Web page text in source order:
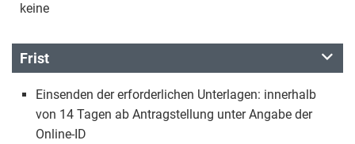
keine
Frist
Einsenden der erforderlichen Unterlagen: innerhalb
von 14 Tagen ab Antragstellung unter Angabe der
Online-ID